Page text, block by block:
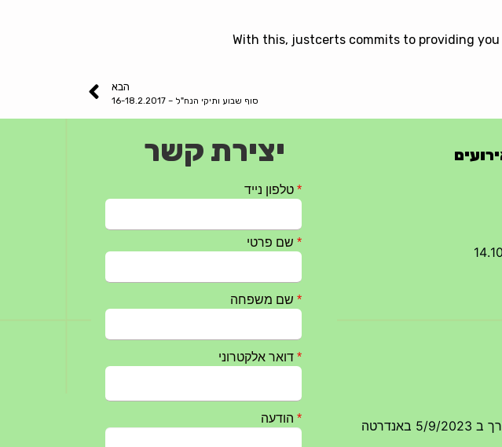
With this, justcerts commits to providing
הבא
סוף שבוע ותיקי הנח"ל – 16-18.2.2017
יצירת קשר